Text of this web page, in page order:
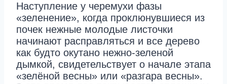
Наступление у черемухи фазы
«зеленение», когда проклюнувшиеся из
почек нежные молодые листочки
начинают расправляться и все дерево
как будто окутано нежно-зеленой
дымкой, свидетельствует о начале этапа
«зелёной весны» или «разгара весны».